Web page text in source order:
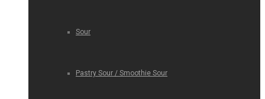
Sour
Pastry Sour / Smoothie Sour